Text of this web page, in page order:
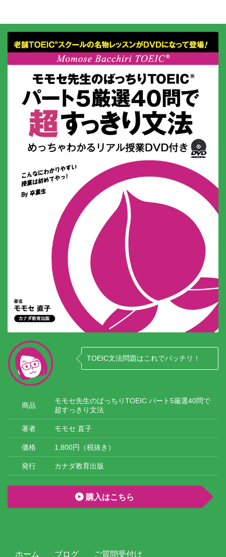
TOEIC文法問題はこれでバッチリ！
商品
モモセ先生のばっちりTOEIC パート5厳選40問で
超すっきり文法
著者 モモセ 直子
価格 1,800円（税抜き）
発行 カナダ教育出版
購入はこちら
ホーム ブログ ご質問受付け